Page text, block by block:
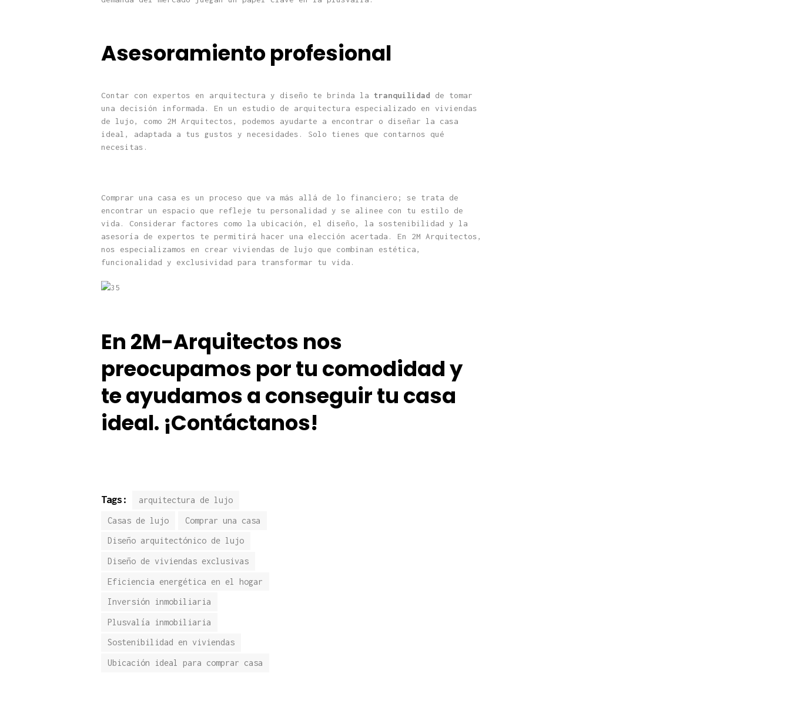
Asesoramiento profesional
Contar con expertos en arquitectura y diseño te brinda la tranquilidad de tomar
una decisión informada. En un estudio de arquitectura especializado en viviendas
de lujo, como 2M Arquitectos, podemos ayudarte a encontrar o diseñar la casa
ideal, adaptada a tus gustos y necesidades. Solo tienes que contarnos qué
necesitas.
Comprar una casa es un proceso que va más allá de lo financiero; se trata de
encontrar un espacio que refleje tu personalidad y se alinee con tu estilo de
vida. Considerar factores como la ubicación, el diseño, la sostenibilidad y la
asesoría de expertos te permitirá hacer una elección acertada. En 2M Arquitectos,
nos especializamos en crear viviendas de lujo que combinan estética,
funcionalidad y exclusividad para transformar tu vida.
En 2M-Arquitectos nos
preocupamos por tu comodidad y
te ayudamos a conseguir tu casa
ideal. ¡Contáctanos!
Tags: arquitectura de lujo
Casas de lujo Comprar una casa
Diseño arquitectónico de lujo
Diseño de viviendas exclusivas
Eficiencia energética en el hogar
Inversión inmobiliaria
Plusvalía inmobiliaria
Sostenibilidad en viviendas
Ubicación ideal para comprar casa